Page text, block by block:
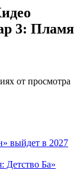
3: Пламя
от просмотра
выйдет в 2027
Детство Ба»